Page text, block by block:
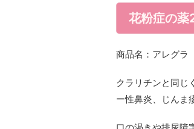
花粉症の
商品名：アレグラ
クラリチンと同じ
ー性鼻炎、じんま